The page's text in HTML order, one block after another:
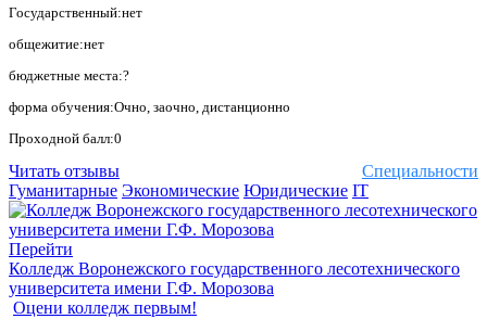
Государственный:нет
общежитие:нет
бюджетные места:?
форма обучения:Очно, заочно, дистанционно
Проходной балл:0
Специальности
Читать отзывы
Гуманитарные Экономические Юридические IT
Перейти
Колледж Воронежского государственного лесотехнического
университета имени Г.Ф. Морозова
Оцени колледж первым!